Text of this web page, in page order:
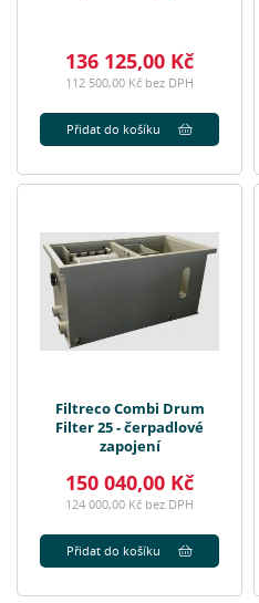
136 125,00 Kč
112 500,00 Kč bez DPH
Přidat do košíku
Filtreco Combi Drum
Filter 25 - čerpadlové
zapojení
150 040,00 Kč
124 000,00 Kč bez DPH
Přidat do košíku